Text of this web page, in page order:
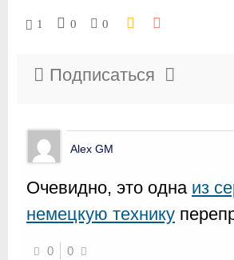
1 0 0
Подписаться
Alex GM
Очевидно, это одна из
немецкую технику
0 0